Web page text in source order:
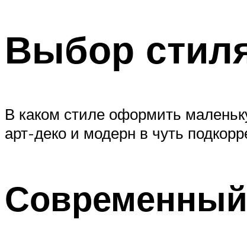
Выбор
В каком стиле оформить
арт-деко и модерн в чуть
Современный